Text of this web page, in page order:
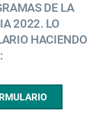
DE LA
2022. LO
HACIENDO